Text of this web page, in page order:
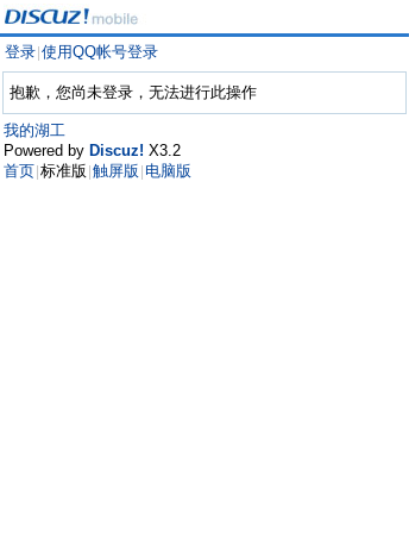
登录 使用QQ帐号登录
抱歉，您尚未登录，无法进行此操作
我的湖工
Powered by Discuz! X3.2
首页 标准版 触屏版 电脑版